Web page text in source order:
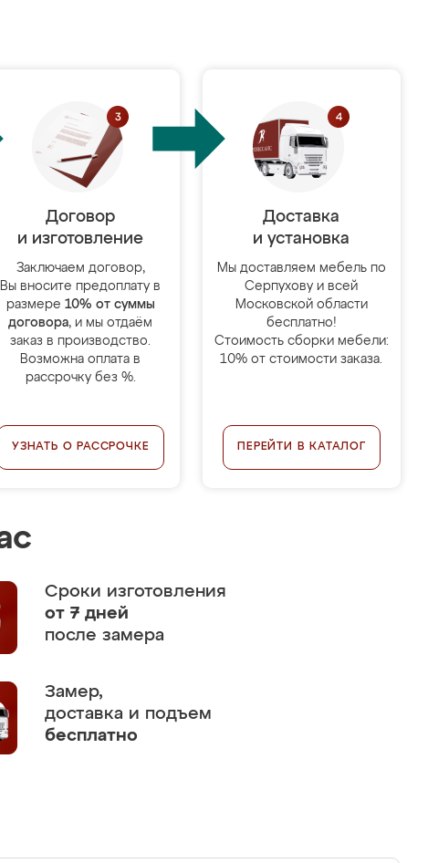
Договор
и изготовление
Заключаем договор,
Вы вносите предоплату в
размере 10% от суммы
договора, и мы отдаём
заказ в производство.
Возможна оплата в
рассрочку без %.
УЗНАТЬ О РАССРОЧКЕ
Доставка
и установка
Мы доставляем мебель по
Серпухову и всей
Московской области
бесплатно!
Стоимость сборки мебели:
10% от стоимости заказа.
ПЕРЕЙТИ В КАТАЛОГ
Сроки изготовления
от 7 дней
после замера
Замер,
доставка и подъем
бесплатно